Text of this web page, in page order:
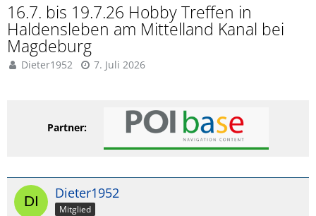
16.7. bis 19.7.26 Hobby Treffen in
Haldensleben am Mittelland Kanal bei
Magdeburg
Dieter1952 7. Juli 2026
Partner:
Dieter1952
Mitglied